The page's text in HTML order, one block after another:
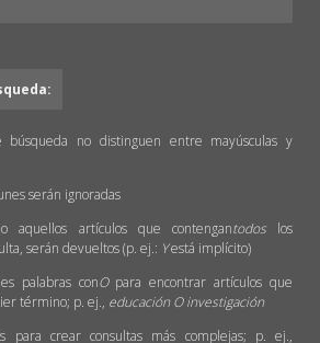
búsqueda no distinguen entre mayúsculas y
serán ignoradas
aquellos artículos que contengantodoslos
serán devueltos (p. ej.: Yestá implícito)
palabras conOpara encontrar artículos que
término; p. ej., educación O investigación
para crear consultas más complejas; p. ej.,